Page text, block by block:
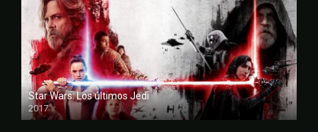
Star Wars: Los últimos Jedi
2017
FULL HD